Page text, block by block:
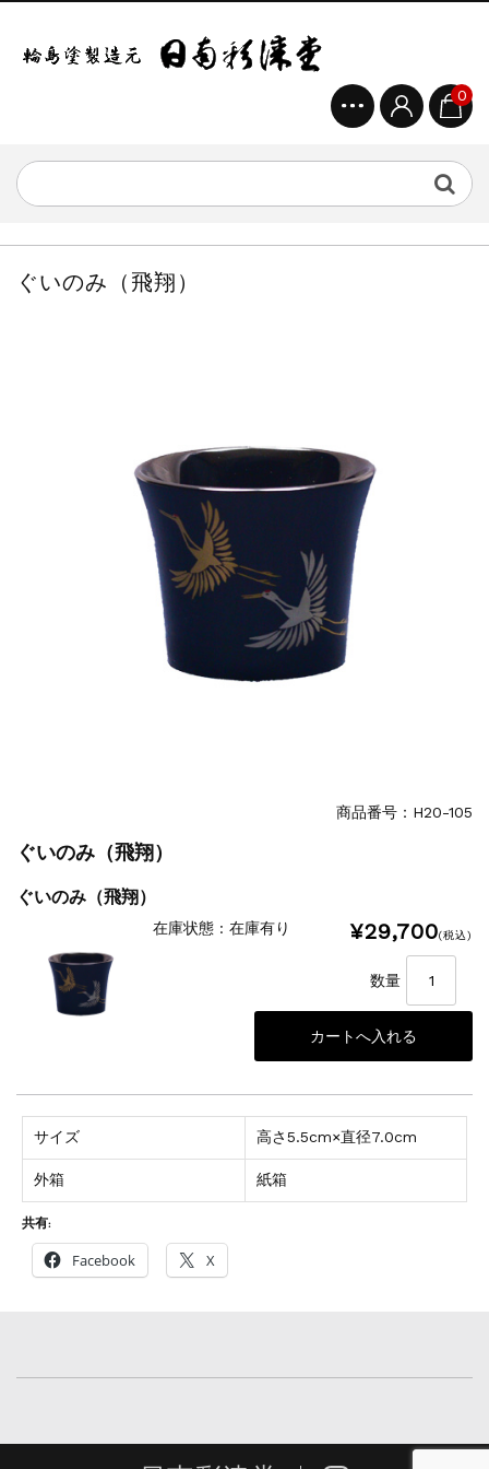
0
ぐいのみ（飛翔）
商品番号：H20-105
ぐいのみ（飛翔）
ぐいのみ（飛翔）
在庫状態 : 在庫有り ¥29,700(税込)
数量
サイズ 高さ5.5cm×直径7.0cm
外箱 紙箱
共有:
Facebook X